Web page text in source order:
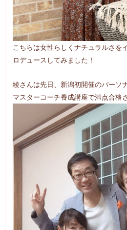
こちらは女性らしくナチュラルさを
ロデュースしてみました！
綾さんは先日、新潟初開催のパーソ
マスターコーチ養成講座で満点合格さ